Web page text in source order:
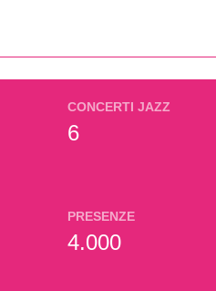
CONCERTI JAZZ
6
PRESENZE
4.000